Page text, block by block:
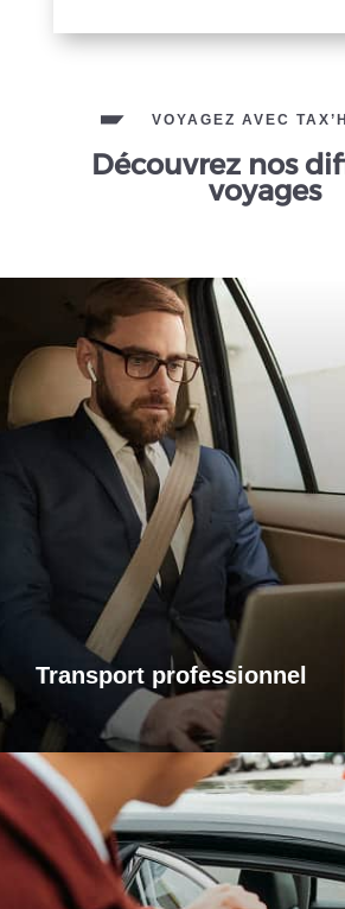
VOYAGEZ AVEC
Découvrez nos
voyages
Transport professionnel
Transports
Je vous propose un service de
déplacements d’affaires, adapté à
contraintes. Que ce soit pour un
ou bien un évènement, profitez d’un
et confortable.